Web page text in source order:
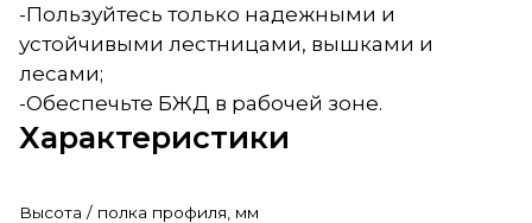
-Пользуйтесь только надежными и
устойчивыми лестницами, вышками и
лесами;
-Обеспечьте БЖД в рабочей зоне.
Характеристики
Высота / полка профиля, мм